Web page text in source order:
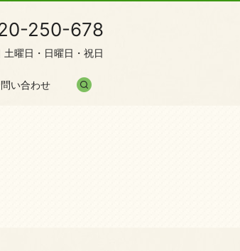
250-678
曜日・日曜日・祝日
い合わせ